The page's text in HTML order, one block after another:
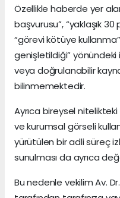
Özellikle haberde yer
başvurusu”, “yaklaşık
“görevi kötüye
genişletildiği”
veya doğrulanabilir
bilinmemektedir.
Ayrıca bireysel
ve kurumsal görseli
yürütülen bir adli süreç
sunulması da ayrıca
Bu nedenle vekilim Av.